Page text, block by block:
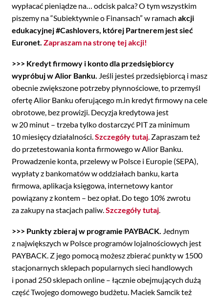
wypłacać pieniądze na… odcisk palca? O tym wszystkim
piszemy na “Subiektywnie o Finansach” w ramach akcji
edukacyjnej #Cashlovers, której Partnerem jest sieć
Euronet. Zapraszam na stronę tej akcji!
>>> Kredyt firmowy i konto dla przedsiębiorcy
wypróbuj w Alior Banku. Jeśli jesteś przedsiębiorcą i masz
obecnie zwiększone potrzeby płynnościowe, to przemyśl
ofertę Alior Banku oferującego m.in kredyt firmowy na cele
obrotowe, bez prowizji. Decyzja kredytowa jest
w 20 minut – trzeba tylko dostarczyć PIT za minimum
10 miesięcy działalności.Szczegóły tutaj. Zapraszam też
do przetestowania konta firmowego w Alior Banku.
Prowadzenie konta, przelewy w Polsce i Europie (SEPA),
wypłaty z bankomatów w oddziałach banku, karta
firmowa, aplikacja księgowa, internetowy kantor
powiązany z kontem – bez opłat. Do tego 10% zwrotu
za zakupy na stacjach paliw.Szczegóły tutaj.
>>> Punkty zbieraj w programie PAYBACK. Jednym
z największych w Polsce programów lojalnościowych jest
PAYBACK. Z jego pomocą możesz zbierać punkty w 1500
stacjonarnych sklepach popularnych sieci handlowych
i ponad 250 sklepach online – łącznie obejmujących dużą
część Twojego domowego budżetu. Maciek Samcik też